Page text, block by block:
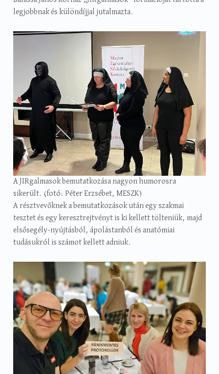
legjobbnak és különdíjjal jutalmazta.
A JIRgalmasok bemutatkozása nagyon humorosra
sikerült. (fotó: Péter Erzsébet, MESZK)
A résztvevőknek a bemutatkozások után egy szakmai
tesztet és egy keresztrejtvényt is ki kellett tölteniük, majd
elsősegély-nyújtásból, ápolástanból és anatómiai
tudásukról is számot kellett adniuk.